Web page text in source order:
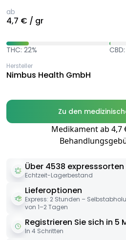
ab
4,7 € / gr
THC: 22% CBD:
Hersteller
Nimbus Health GmbH
Zu den
Medikament ab 4,7
Über 4538 expresssorten
Echtzeit-Lagerbestand
Lieferoptionen
Express: 2 Stunden –
von 1–2 Tagen
Registrieren Sie sich in 5
In 4 Schritten